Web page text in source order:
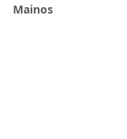
Mainos